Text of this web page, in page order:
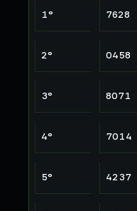
1° 7628
2° 0458
3° 8071
4° 7014
5° 4237